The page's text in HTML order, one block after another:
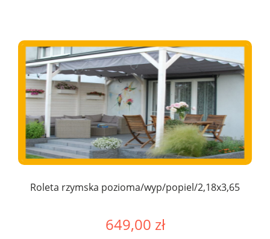
Roleta rzymska pozioma/wyp/popiel/2,18x3,65
649,00 zł